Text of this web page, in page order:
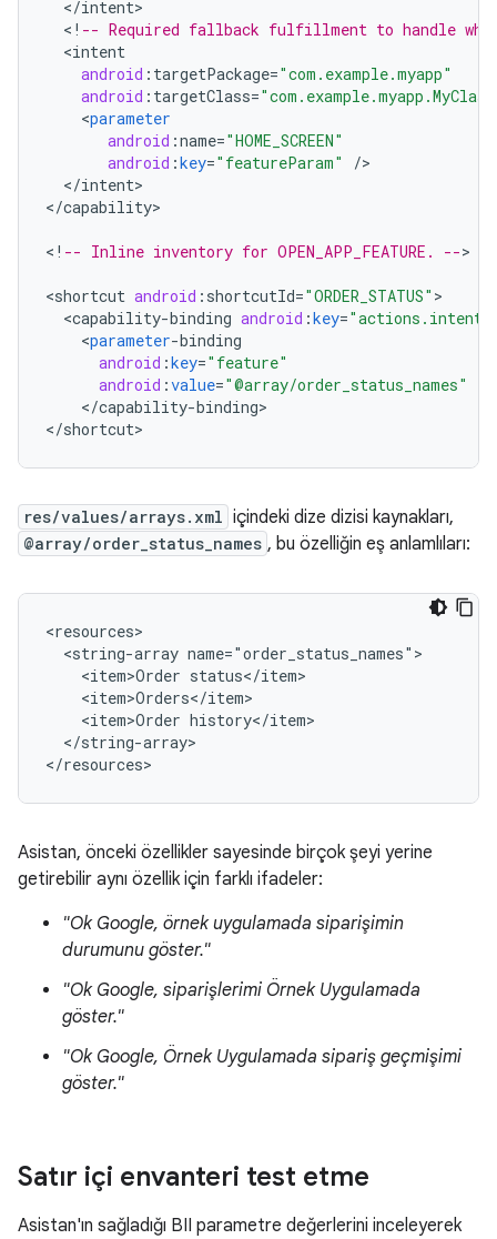
</intent
< ! -- Required fallback fulfillment to handle
<intent
android : targetPackage="com.example.myapp"
android : targetClass=
<parameter
android :name="HOME_SCREEN"
android :key="featureParam" /
</intent>
</capability>
< ! -- Inline inventory for OPEN_APP_FEATURE. -->
<shortcut android : shortcutId="ORDER_STATUS"
<capability-binding android :key=
<parameter-binding
android :key="feature"
android :value="@array/order_status_names"
</capability-binding>
</shortcut
res/values/arrays.xml içindeki dize dizisi kaynakları,
@array/order_status_names , bu özelliğin eş anlamlıları:
<resources>
  <string-array name="order_status_names">
    <item>Order status</item>
    <item>Orders</item>
    <item>Order history</item>
  </string-array>
Asistan, önceki özellikler sayesinde birçok şeyi yerine
getirebilir aynı özellik için farklı ifadeler:
"Ok Google, örnek uygulamada siparişimin
durumunu göster."
"Ok Google, siparişlerimi Örnek Uygulamada
göster."
"Ok Google, Örnek Uygulamada sipariş geçmişimi
göster."
Satır içi envanteri test etme
Asistan'ın sağladığı BII parametre değerlerini inceleyerek